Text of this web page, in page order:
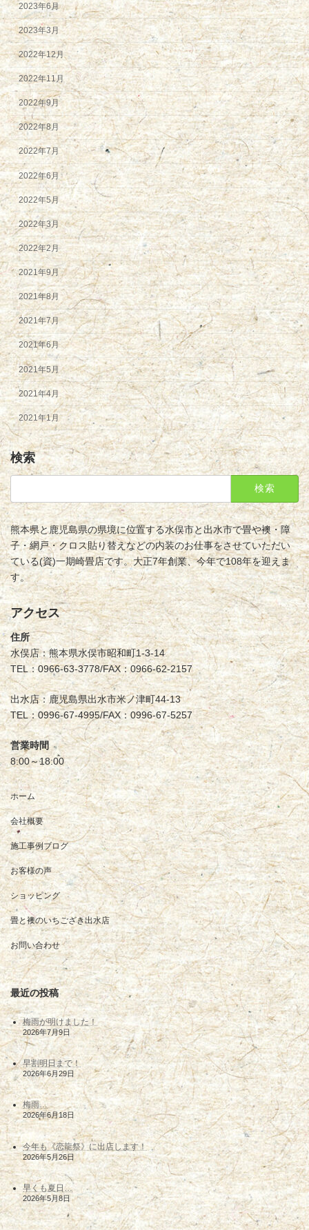
2023年6月
2023年3月
2022年12月
2022年11月
2022年9月
2022年8月
2022年7月
2022年6月
2022年5月
2022年3月
2022年2月
2021年9月
2021年8月
2021年7月
2021年6月
2021年5月
2021年4月
2021年1月
検索
検
索:
熊本県と鹿児島県の県境に位置する水俣市と出水市で畳や襖・障
子・網戸・クロス貼り替えなどの内装のお仕事をさせていただい
ている(資)一期崎畳店です。大正7年創業、今年で108年を迎えま
す。
アクセス
住所
水俣店：熊本県水俣市昭和町1-3-14
TEL：0966-63-3778/FAX：0966-62-2157
出水店：鹿児島県出水市米ノ津町44-13
TEL：0996-67-4995/FAX：0996-67-5257
営業時間
8:00～18:00
ホーム
会社概要
施工事例ブログ
お客様の声
ショッピング
畳と襖のいちござき出水店
お問い合わせ
最近の投稿
梅雨が明けました！
2026年7月9日
早割明日まで！
2026年6月29日
梅雨…
2026年6月18日
今年も《恋龍祭》に出店します！
2026年5月26日
早くも夏日…
2026年5月8日